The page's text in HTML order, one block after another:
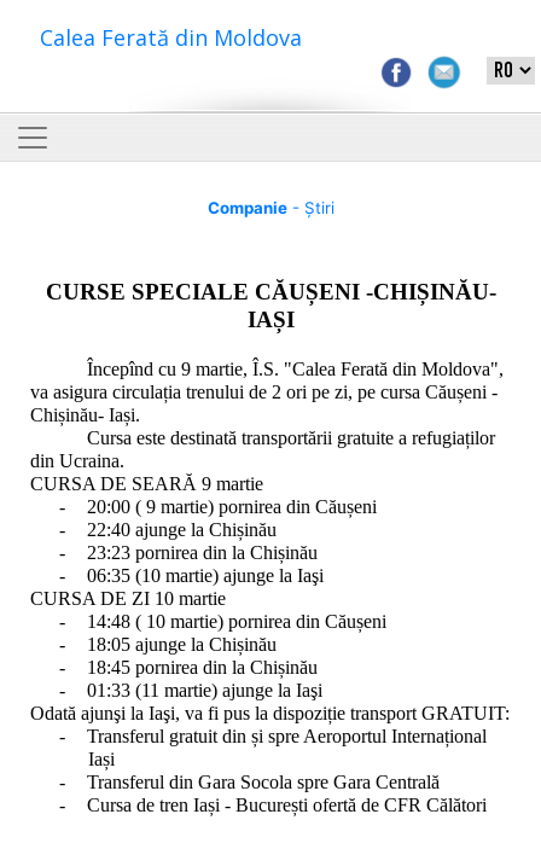
Calea Ferată din Moldova
Companie- Știri
CURSE SPECIALE CĂUȘENI -CHIȘINĂU-
IAȘI
Începînd cu 9 martie, Î.S. "Calea Ferată din Moldova",
va asigura circulația trenului de 2 ori pe zi, pe cursa Căușeni -
Chișinău- Iași.
Cursa este destinată transportării gratuite a refugiaților
din Ucraina.
CURSA DE SEARĂ 9 martie
-
20:00 ( 9 martie) pornirea din Căușeni
-
22:40 ajunge la Chișinău
-
23:23 pornirea din la Chișinău
-
06:35 (10 martie) ajunge la Iaşi
CURSA DE ZI 10 martie
-
14:48 ( 10 martie) pornirea din Căușeni
-
18:05 ajunge la Chișinău
-
18:45 pornirea din la Chișinău
-
01:33 (11 martie) ajunge la Iaşi
Odată ajunşi la Iaşi, va fi pus la dispoziție transport GRATUIT:
-
Transferul gratuit din și spre Aeroportul Internațional
Iași
-
Transferul din Gara Socola spre Gara Centrală
-
Cursa de tren Iași - București ofertă de CFR Călători